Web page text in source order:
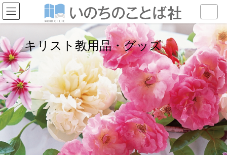
キリスト教用品・グッズ